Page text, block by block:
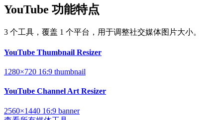
YouTube 功能特点
3 个工具，覆盖 1 个平台，用于调整社交媒体图片大小。
YouTube Thumbnail Resizer
1280×720 16:9 thumbnail
YouTube Channel Art Resizer
2560×1440 16:9 banner